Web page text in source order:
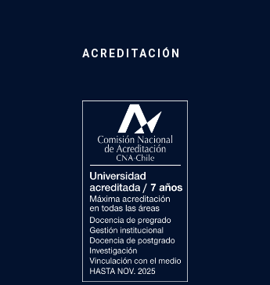
ACREDITACIÓN